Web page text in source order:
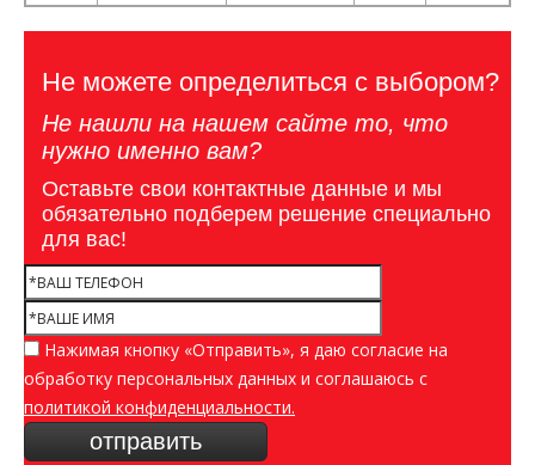
Не можете определиться с выбором?
Не нашли на нашем сайте то, что
нужно именно вам?
Оставьте свои контактные данные и мы
обязательно подберем решение специально
для вас!
Нажимая кнопку «Отправить», я даю согласие на
обработку персональных данных и соглашаюсь c
политикой конфиденциальности.